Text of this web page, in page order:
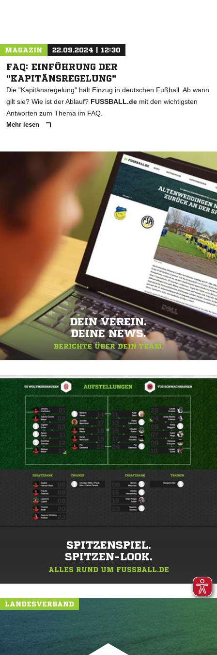
MAGAZIN 22.09.2024 | 12:30
FAQ: EINFÜHRUNG DER
"KAPITÄNSREGELUNG"
Die "Kapitänsregelung" hält Einzug in deutschen Fußball. Ab wann
gilt sie? Wie ist der Ablauf? FUSSBALL.de mit den wichtigsten
Antworten zum Thema im FAQ.
Mehr lesen
DEIN VEREIN.
DEINE NEWS.
BERICHTE ÜBER DEIN TEAM.
SPITZENSPIEL.
SPITZEN-LOOK.
ALLES RUND UM FUSSBALL.DE
LANDESVERBAND